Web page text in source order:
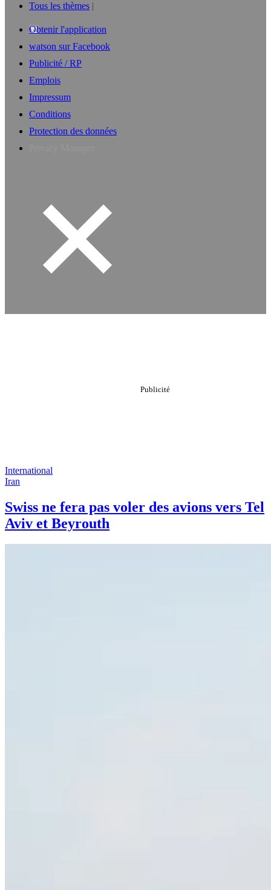
Tous les thèmes
Obtenir l'application
watson sur Facebook
Publicité / RP
Emplois
Impressum
Conditions
Protection des données
International
Iran
Swiss ne fera pas voler des avions vers Tel
Aviv et Beyrouth